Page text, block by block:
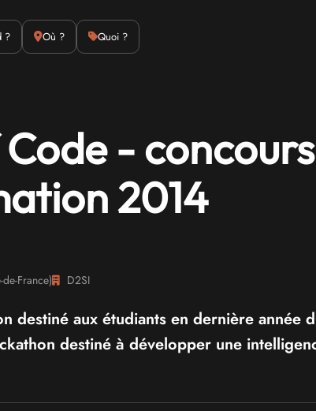
? Où ? Quoi ?
Actus Culture Emulation
-
2014
de-France) D2SI
destiné aux étudiants en dernière année
destiné à développer une